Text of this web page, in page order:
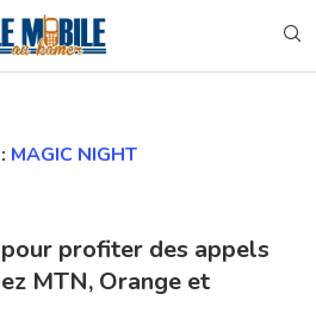
MAGIC NIGHT
profiter des appels
MTN, Orange et